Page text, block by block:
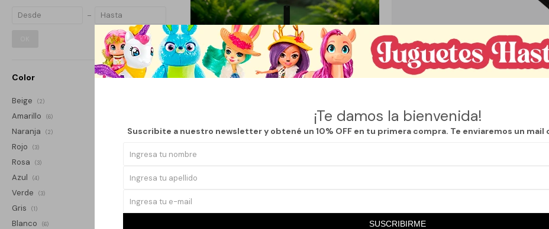
¡Te damos la bienvenida!
Suscribite a nuestro newsletter y obtené un 10% OFF en tu primera compra. Te enviaremos un
SUSCRIBIRME
LlegaHOY
LLAMADOR DE ÁNGELES 3 CAMPANAS Y COLIBRÍ
LlegaHOY
VARILLAS DE BAMBÚ REPUESTO X10 -
Color
Beige (2)
Amarillo (6)
Naranja (2)
Rojo (3)
Rosa (3)
Azul (4)
Verde (3)
Gris (1)
Blanco (6)